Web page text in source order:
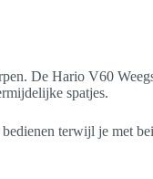
De Hario V60
spatjes.
terwijl je met